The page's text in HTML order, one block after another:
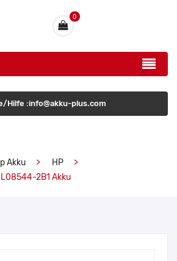
0
Hilfe :info@akku-plus.com
Akku
HP
2B1 Akku